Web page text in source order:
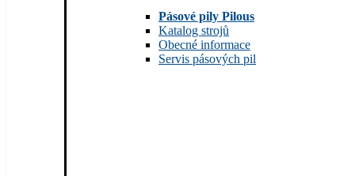
Pásové pily Pilous
Katalog strojů
Obecné informace
Servis pásových pil